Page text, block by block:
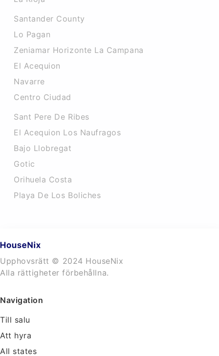
Santander County
Lo Pagan
Zeniamar Horizonte La Campana
El Acequion
Navarre
Centro Ciudad
Sant Pere De Ribes
El Acequion Los Naufragos
Bajo Llobregat
Gotic
Orihuela Costa
Playa De Los Boliches
Upphovsrätt © 2024 HouseNix
Alla rättigheter förbehållna.
Navigation
Till salu
Att hyra
All states